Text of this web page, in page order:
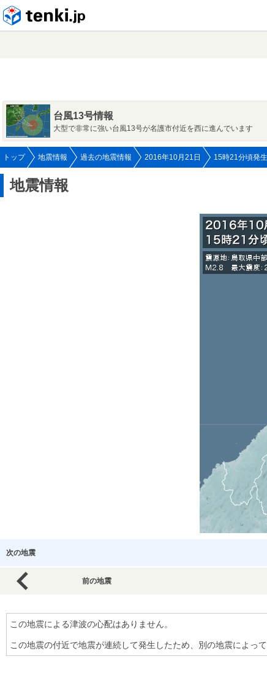
台風13号情報
大型で非常に強い台風13号が名護市付近を西に進んでいます
トップ 地震情報 過去の地震情報 2016年10月21日 15時21分頃発
地震情報
次の地震
前の地震
この地震による津波の心配はありません。
この地震の付近で地震が連続して発生したため、別の地震によっ